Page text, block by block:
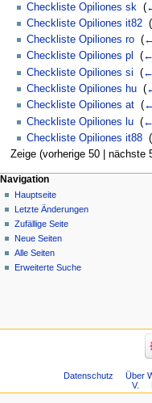
Checkliste Opiliones sk
(
Checkliste Opiliones it82 (
Checkliste Opiliones ro (
Checkliste Opiliones pl
(
Checkliste Opiliones si
(
Checkliste Opiliones hu (
Checkliste Opiliones at (
Checkliste Opiliones lu (
Checkliste Opiliones it88 (
Zeige (vorherige 50| nächste
Navigation
Hauptseite
Letzte Änderungen
Zufällige Seite
Neue Seiten
Alle Seiten
Erweiterte Suche
Datenschutz
Über
V.